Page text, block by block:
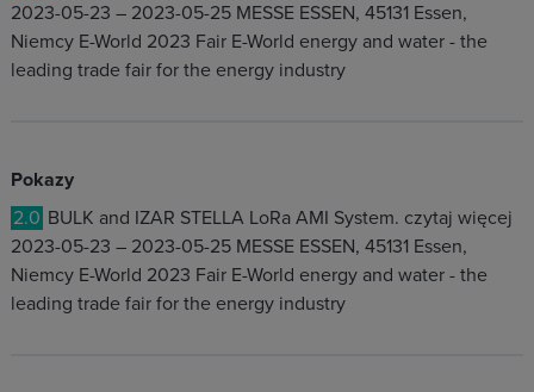
2023-05-23 – 2023-05-25 MESSE ESSEN, 45131 Essen,
Niemcy E-World 2023 Fair E-World energy and water - the
leading trade fair for the energy industry
Pokazy
2.0 BULK and IZAR STELLA LoRa AMI System. czytaj więcej
2023-05-23 – 2023-05-25 MESSE ESSEN, 45131 Essen,
Niemcy E-World 2023 Fair E-World energy and water - the
leading trade fair for the energy industry